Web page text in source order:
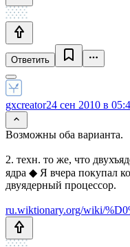
Ответить
gxcreator24 сен 2010 в
Возможны оба варианта.
2. техн. то же, что
ядра ◆ Я вчера покупал
двуядерный процессор.
ru.wiktionary.org/wiki/